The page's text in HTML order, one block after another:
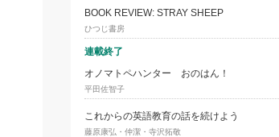
BOOK REVIEW: STRAY SHEEP
ひつじ書房
連載終了
オノマトペハンター おのはん！
平田佐智子
これからの英語教育の話を続けよう
藤原康弘・仲潔・寺沢拓敬